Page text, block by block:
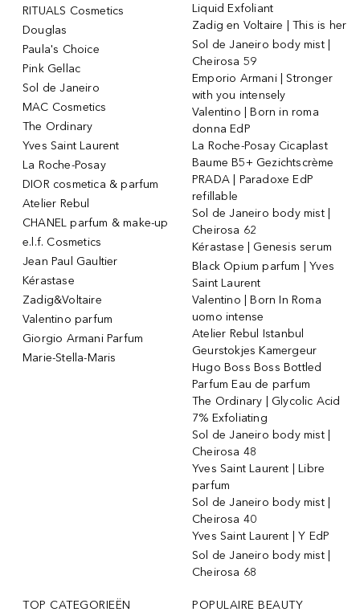
RITUALS Cosmetics
Douglas
Paula's Choice
Pink Gellac
Sol de Janeiro
MAC Cosmetics
The Ordinary
Yves Saint Laurent
La Roche-Posay
DIOR cosmetica & parfum
Atelier Rebul
CHANEL parfum & make-up
e.l.f. Cosmetics
Jean Paul Gaultier
Kérastase
Zadig&Voltaire
Valentino parfum
Giorgio Armani Parfum
Marie-Stella-Maris
Liquid Exfoliant
Zadig en Voltaire | This is her
Sol de Janeiro body mist |
Cheirosa 59
Emporio Armani | Stronger
with you intensely
Valentino | Born in roma
donna EdP
La Roche-Posay Cicaplast
Baume B5+ Gezichtscrème
PRADA | Paradoxe EdP
refillable
Sol de Janeiro body mist |
Cheirosa 62
Kérastase | Genesis serum
Black Opium parfum | Yves
Saint Laurent
Valentino | Born In Roma
uomo intense
Atelier Rebul Istanbul
Geurstokjes Kamergeur
Hugo Boss Boss Bottled
Parfum Eau de parfum
The Ordinary | Glycolic Acid
7% Exfoliating
Sol de Janeiro body mist |
Cheirosa 48
Yves Saint Laurent | Libre
parfum
Sol de Janeiro body mist |
Cheirosa 40
Yves Saint Laurent | Y EdP
Sol de Janeiro body mist |
Cheirosa 68
TOP CATEGORIEËN
POPULAIRE BEAUTY